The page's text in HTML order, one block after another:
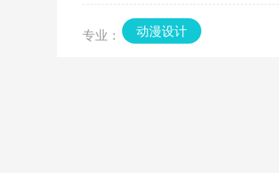
专业： 动漫设计